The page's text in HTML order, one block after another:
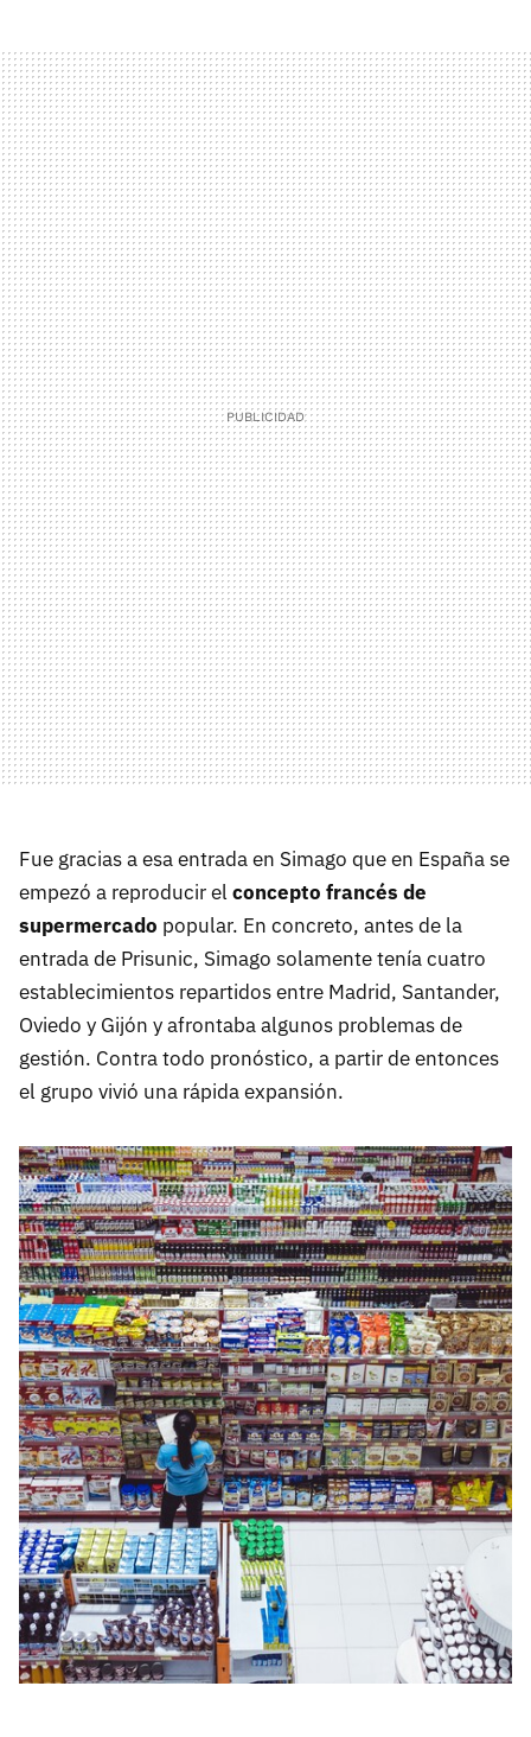
Fue gracias a esa entrada en Simago que en España se
empezó a reproducir el concepto francés de
supermercado popular. En concreto, antes de la
entrada de Prisunic, Simago solamente tenía cuatro
establecimientos repartidos entre Madrid, Santander,
Oviedo y Gijón y afrontaba algunos problemas de
gestión. Contra todo pronóstico, a partir de entonces
el grupo vivió una rápida expansión.